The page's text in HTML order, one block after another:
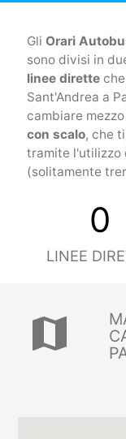
Gli Orari
sono divisi in
linee diretteche
Sant'Andrea a
cambiare
con scalo, che
tramite l'utilizzo
(solitamente
0
LINEE
map